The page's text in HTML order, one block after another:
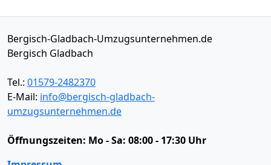
Bergisch-Gladbach-Umzugsunternehmen.de
Bergisch Gladbach
Tel.: 01579-2482370
E-Mail: info@bergisch-gladbach-
umzugsunternehmen.de
Öffnungszeiten: Mo - Sa: 08:00 - 17:30 Uhr